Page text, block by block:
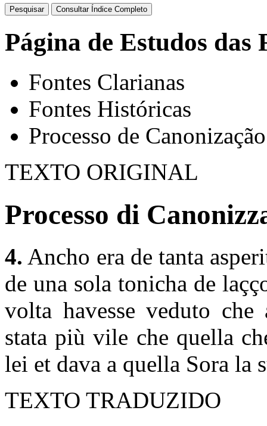
Página de Estudos das
Fontes Clarianas
Fontes Históricas
Processo de Canonização
TEXTO ORIGINAL
Processo di
4. Ancho era de tanta
de una sola tonicha de
volta havesse veduto
stata più vile che quella
lei et dava a quella Sora la
TEXTO TRADUZIDO